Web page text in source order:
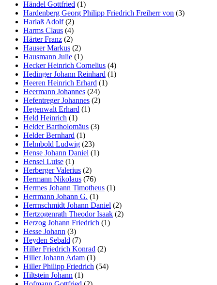
Händel Gottfried (1)
Hardenberg Georg Philipp Friedrich Freiherr von (3)
Harlaß Adolf(2)
Harms Claus (4)
Härter Franz (2)
Hauser Markus (2)
Hausmann Julie (1)
Hecker Heinrich Cornelius (4)
Hedinger Johann Reinhard (1)
Heeren Heinrich Erhard (1)
Heermann Johannes (24)
Hefentreger Johannes (2)
Hegenwalt Erhard (1)
Held Heinrich (1)
Helder Bartholomäus (3)
Helder Bernhard (1)
Helmbold Ludwig (23)
Hense Johann Daniel (1)
Hensel Luise (1)
Herberger Valerius (2)
Hermann Nikolaus (76)
Hermes Johann Timotheus (1)
Herrmann Johann G. (1)
Herrnschmidt Johann Daniel (2)
Hertzogenrath Theodor Isaak (2)
Herzog Johann Friedrich (1)
Hesse Johann (3)
Heyden Sebald (7)
Hiller Friedrich Konrad (2)
Hiller Johann Adam (1)
Hiller Philipp Friedrich (54)
Hiltstein Johann (1)